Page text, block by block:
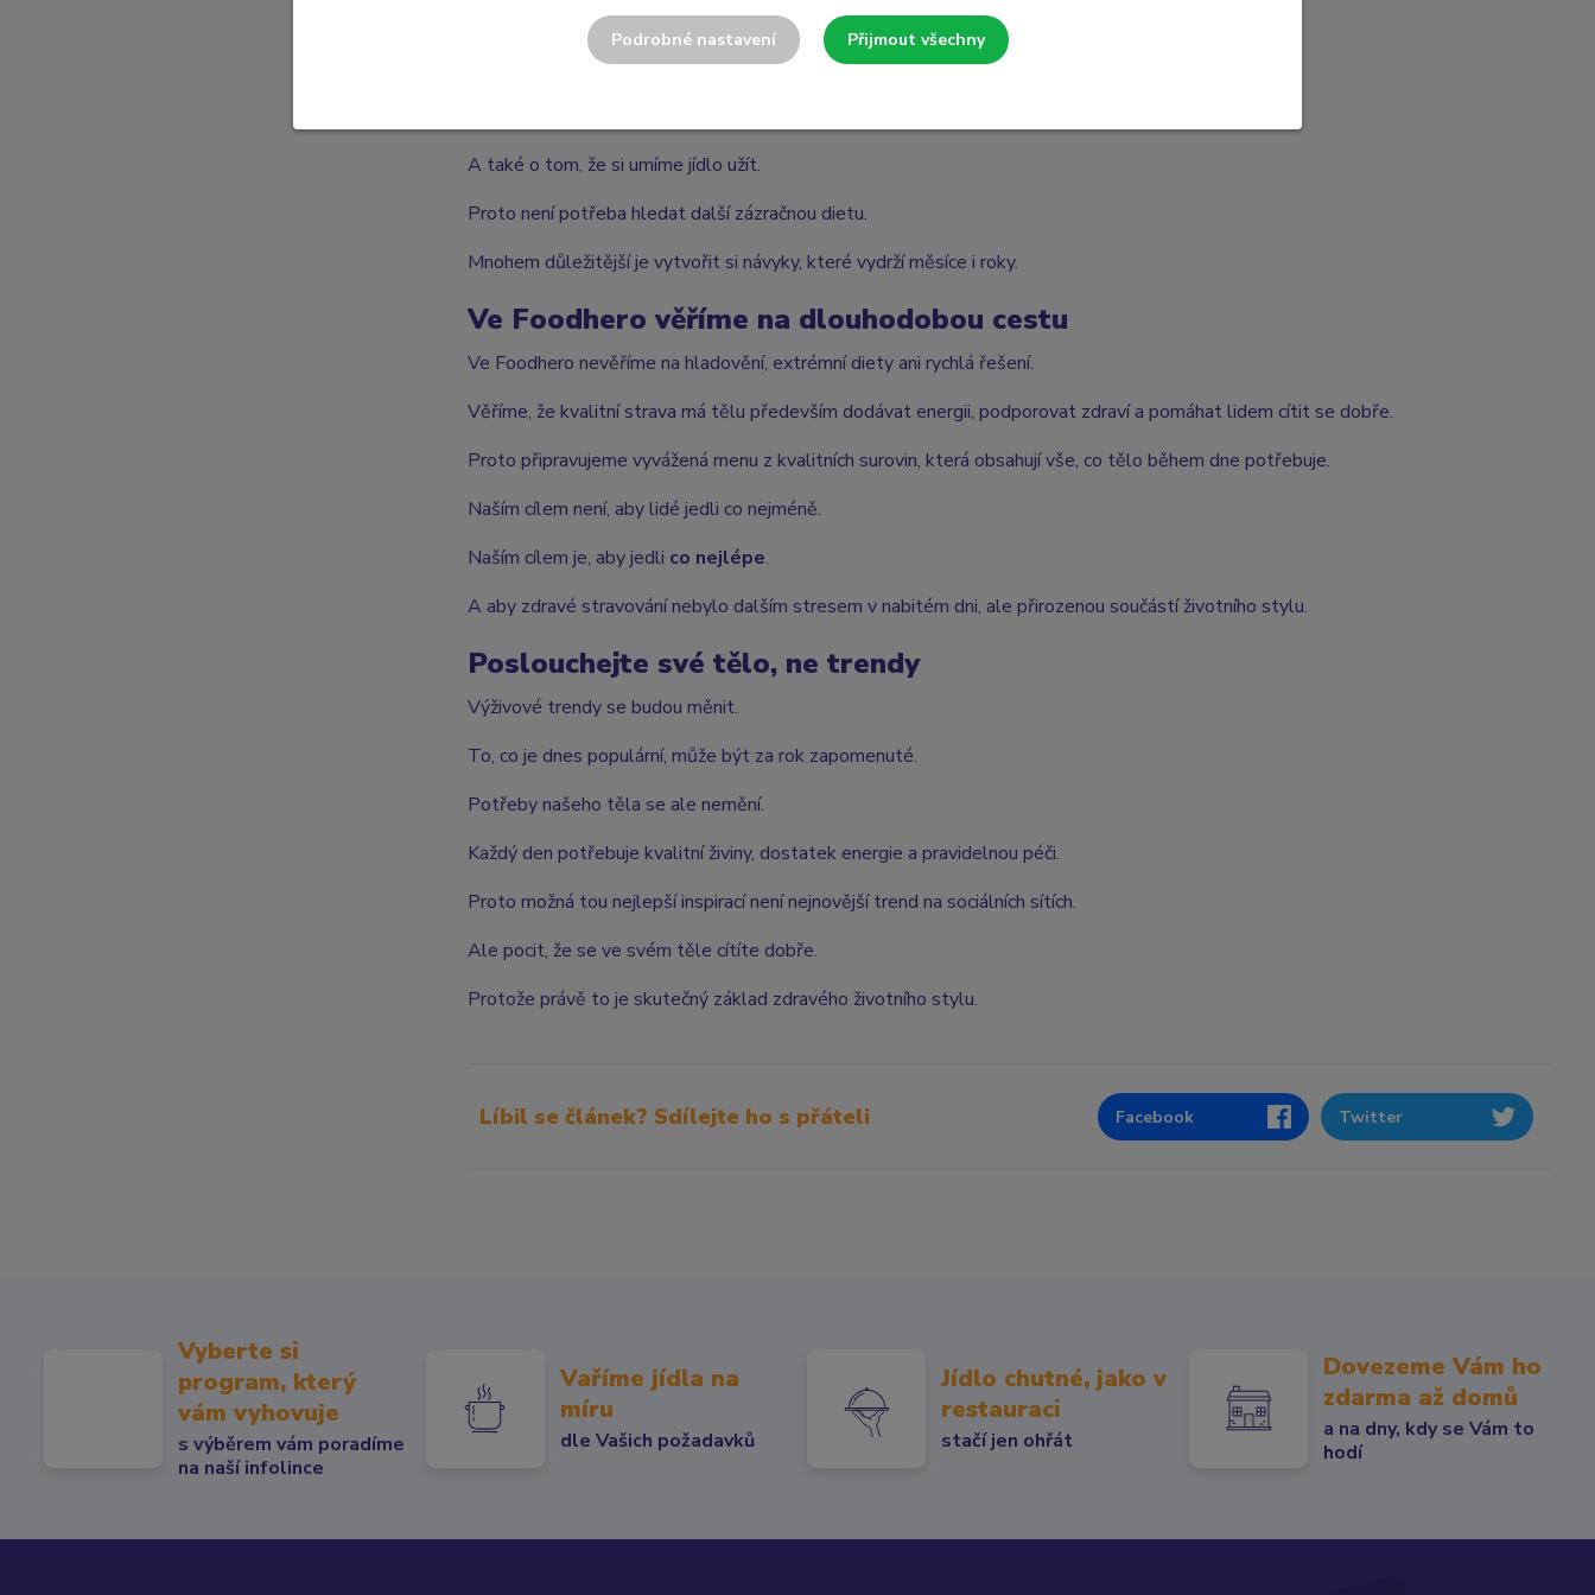
Je o rovnováze.
O pravidelnosti.
A také o tom, že si umíme jídlo užít.
Proto není potřeba hledat další zázračnou dietu.
Mnohem důležitější je vytvořit si návyky, které vydrží měsíce i roky.
Ve Foodhero věříme na dlouhodobou cestu
Ve Foodhero nevěříme na hladovění, extrémní diety ani rychlá řešení.
Věříme, že kvalitní strava má tělu především dodávat energii, podporovat zdraví a pomáhat lidem cítit se dobře.
Proto připravujeme vyvážená menu z kvalitních surovin, která obsahují vše, co tělo během dne potřebuje.
Naším cílem není, aby lidé jedli co nejméně.
Naším cílem je, aby jedli co nejlépe.
A aby zdravé stravování nebylo dalším stresem v nabitém dni, ale přirozenou součástí životního stylu.
Poslouchejte své tělo, ne trendy
Výživové trendy se budou měnit.
To, co je dnes populární, může být za rok zapomenuté.
Potřeby našeho těla se ale nemění.
Každý den potřebuje kvalitní živiny, dostatek energie a pravidelnou péči.
Proto možná tou nejlepší inspirací není nejnovější trend na sociálních sítích.
Ale pocit, že se ve svém těle cítíte dobře.
Protože právě to je skutečný základ zdravého životního stylu.
Líbil se článek? Sdílejte ho s přáteli Facebook Twitter
Vyberte si
program, který
vám vyhovuje
s výběrem vám poradíme
na naší infolince
Vaříme jídla na
míru
dle Vašich požadavků
Jídlo chutné, jako v
restauraci
stačí jen ohřát
Dovezeme Vám ho
zdarma až domů
a na dny, kdy se Vám to
hodí
Podrobné nastavení Přijmout všechny